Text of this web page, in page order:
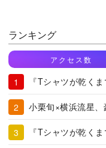
ランキング
アクセス数
『Tシャツが乾く
小栗旬×横浜流星
『Tシャツが乾く